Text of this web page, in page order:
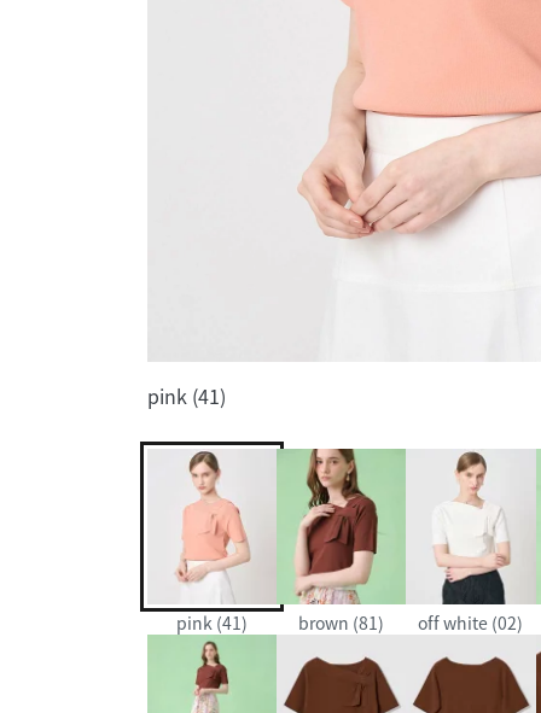
pink (41)
pink (41) brown (81) off white (02)